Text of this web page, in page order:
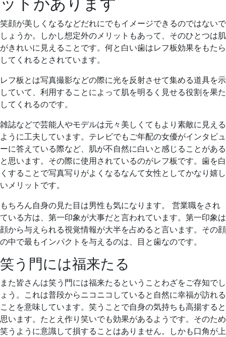
15
日
笑顔が美しくなるなどだれにでもイメージできるのではないで
しょうか。しかし想定外のメリットもあって、そのひとつは肌
がきれいに見えることです。何と白い歯はレフ板効果をもたら
してくれるとされています。
レフ板とは写真撮影などの際に光を反射させて集める道具を示
していて、利用することによって肌を明るく見せる役割を果た
してくれるのです。
雑誌などで芸能人やモデルは元々美しくてもより素敵に見える
ように工夫しています。テレビでもご年配の女優がインタビュ
ーに答えている際など、肌が不自然に白いと感じることがある
と思います。その際に使用されているのがレフ板です。歯を白
くすることで写真写りがよくなるなんて女性としてかなり嬉し
いメリットです。
もちろん自身の見た目は男性も気になります。 営業職をされ
ている方は、第一印象が大事だと言われています。第一印象は
顔から与えられる視覚情報が大半を占めると言います。その顔
の中で最もインパクトを与えるのは、目と歯なのです。
笑う門には福来たる
また皆さんは笑う門には福来たるということわざをご存知でし
ょう。これは普段からニコニコしていると自然に幸福が訪れる
ことを意味しています。笑うことで自身の気持ちも高揚すると
思います。たとえ作り笑いでも効果があるようです。そのため
笑うように意識して損することはありません。しかも口角が上